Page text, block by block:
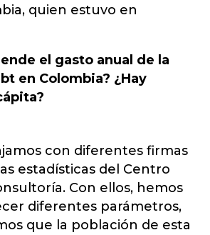
quien estuvo en
el gasto anual de la
en Colombia? ¿Hay
con diferentes firmas
estadísticas del Centro
Con ellos, hemos
diferentes parámetros,
que la población de esta